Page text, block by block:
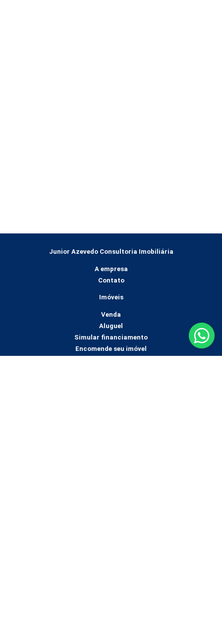
Junior Azevedo Consultoria Imobiliária
A empresa
Contato
Imóveis
Venda
Aluguel
Simular financiamento
Encomende seu imóvel